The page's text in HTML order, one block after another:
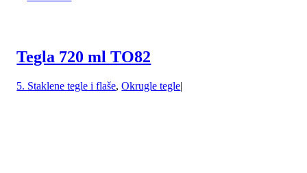
Tegla 720 ml TO82
5. Staklene tegle i flaše,Okrugle tegle|